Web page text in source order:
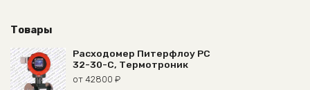
Товары
Расходомер Питерфлоу РС
32-30-С, Термотроник
от 42800 ₽